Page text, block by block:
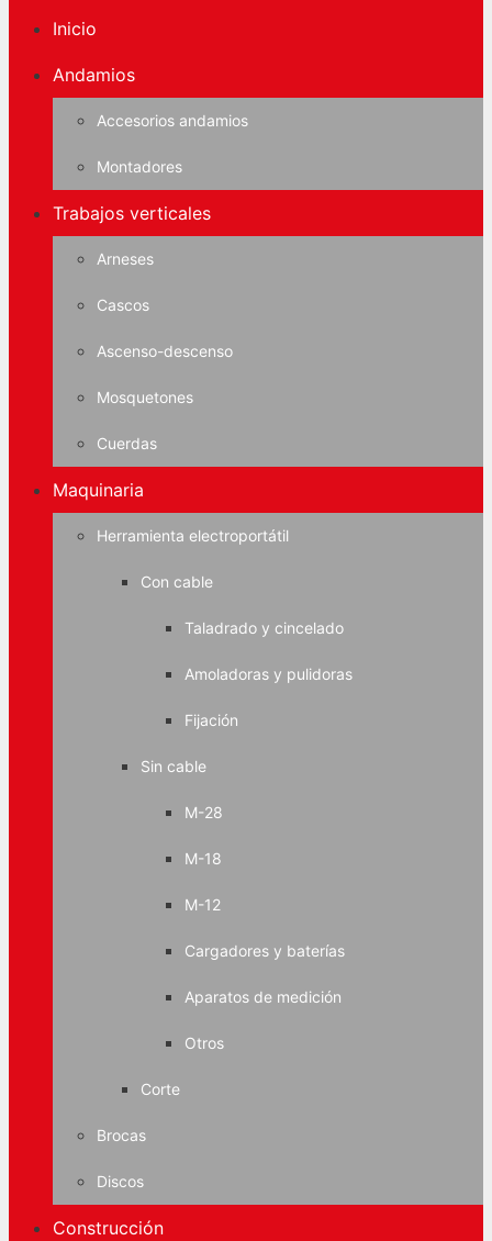
Inicio
Andamios
Accesorios andamios
Montadores
Trabajos verticales
Arneses
Cascos
Ascenso-descenso
Mosquetones
Cuerdas
Maquinaria
Herramienta electroportátil
Con cable
Taladrado y cincelado
Amoladoras y pulidoras
Fijación
Sin cable
M-28
M-18
M-12
Cargadores y baterías
Aparatos de medición
Otros
Corte
Brocas
Discos
Construcción